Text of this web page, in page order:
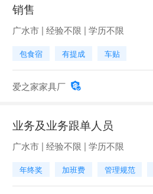
销售
广水市 | 经验不限 | 学历不限
包食宿 有提成 车贴
爱之家家具厂
业务及业务跟单人员
广水市 | 经验不限 | 学历不限
年终奖 加班费 管理规范